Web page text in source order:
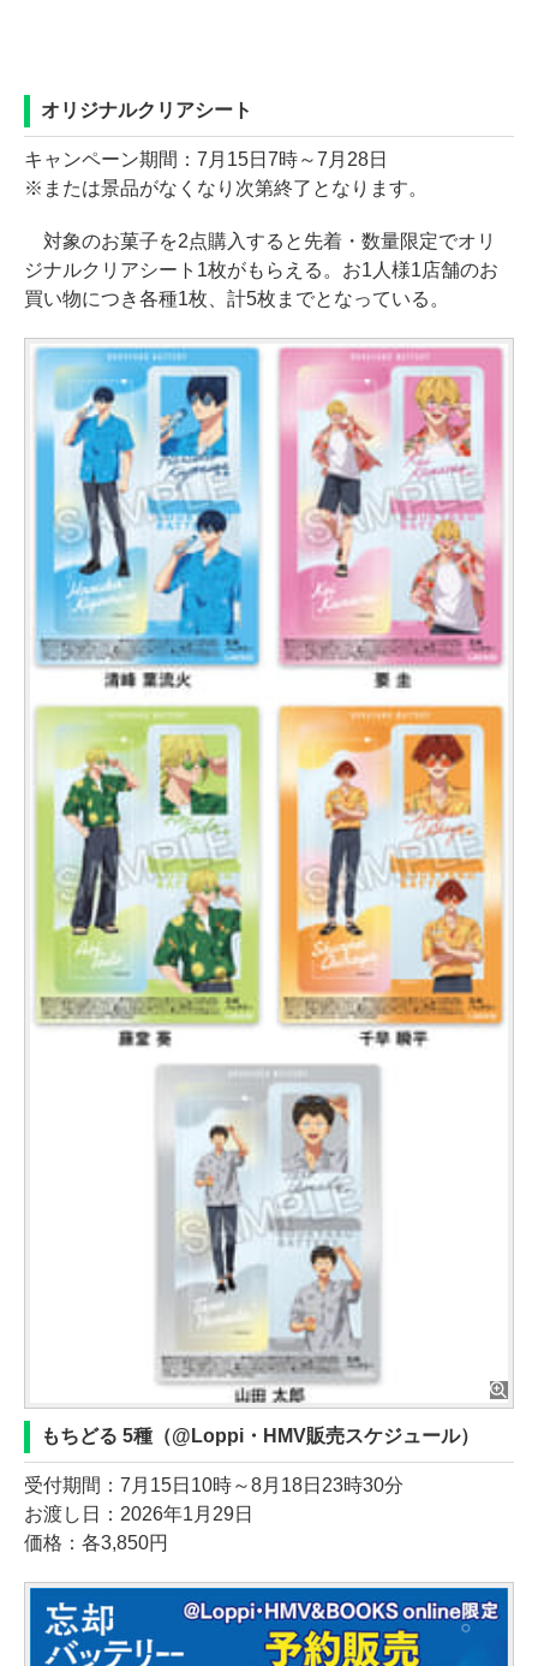
オリジナルクリアシート
キャンペーン期間：7月15日7時～7月28日
※または景品がなくなり次第終了となります。
対象のお菓子を2点購入すると先着・数量限定でオリ
ジナルクリアシート1枚がもらえる。お1人様1店舗のお
買い物につき各種1枚、計5枚までとなっている。
もちどる 5種（@Loppi・HMV販売スケジュール）
受付期間：7月15日10時～8月18日23時30分
お渡し日：2026年1月29日
価格：各3,850円